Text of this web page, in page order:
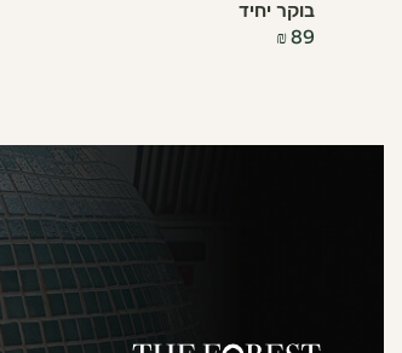
בוקר יחיד
₪89